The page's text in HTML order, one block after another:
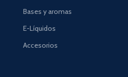
Bases y aromas
E-Líquidos
Accesorios